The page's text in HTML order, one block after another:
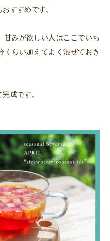
すすめです。
甘みが欲しい人はここでいち
くらい加えてよく混ぜておき
成です。